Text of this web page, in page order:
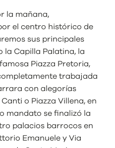
la mañana,
el centro histórico de
sus principales
la Capilla Palatina, la
Piazza Pretoria,
trabajada
con alegorías
o Piazza Villena, en
mandato se finalizó la
palacios barrocos en
Emanuele y Via